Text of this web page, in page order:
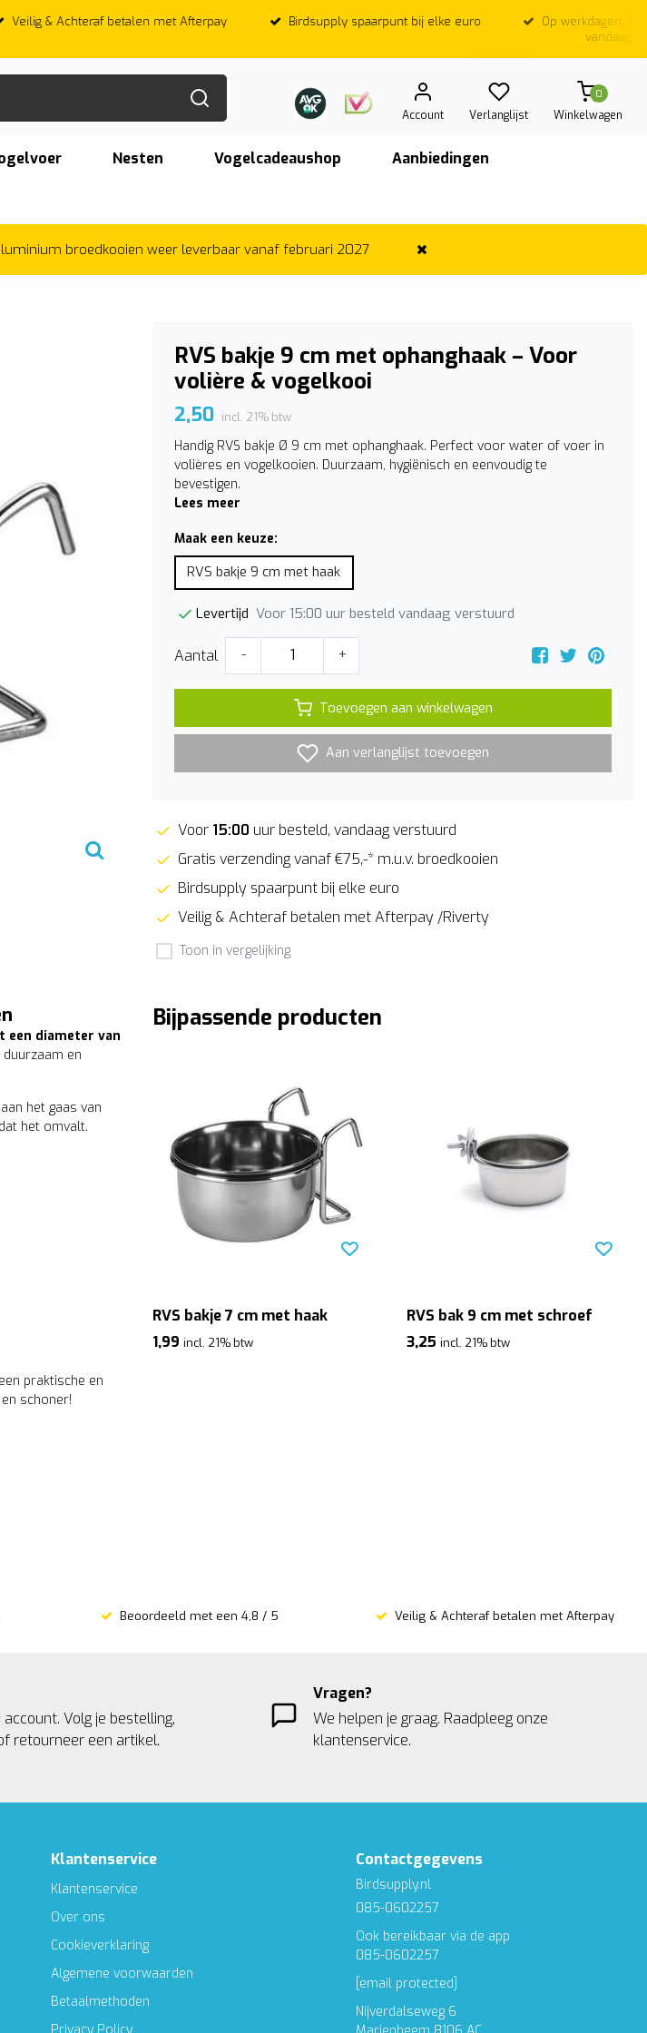
Veilig & Achteraf betalen met Afterpay Birdsupply spaarpunt bij elke euro
Op werkdagen;
vandaag
Account Verlanglijst
0
Winkelwagen
Nesten Vogelcadeaushop Aanbiedingen
broedkooien weer leverbaar vanaf februari 2027
RVS bakje 9 cm met ophanghaak – Voor
volière & vogelkooi
2,50 incl. 21% btw
Handig RVS bakje Ø 9 cm met ophanghaak. Perfect voor water of voer in
volières en vogelkooien. Duurzaam, hygiënisch en eenvoudig te
bevestigen.
Lees meer
Maak een keuze:
RVS bakje 9 cm met haak
Levertijd Voor 15:00 uur besteld vandaag verstuurd
Aantal - +
Toevoegen aan winkelwagen
Aan verlanglijst toevoegen
Voor 15:00 uur besteld, vandaag verstuurd
Gratis verzending vanaf €75,-* m.u.v. broedkooien
Birdsupply spaarpunt bij elke euro
Veilig & Achteraf betalen met Afterpay /Riverty
Toon in vergelijking
een diameter van
en
het gaas van
het omvalt.
praktische en
schoner!
Bijpassende producten
RVS bakje 7 cm met haak
1,99 incl. 21% btw
RVS bak 9 cm met schroef
3,25 incl. 21% btw
Beoordeeld met een 4,8 / 5 Veilig & Achteraf betalen met Afterpay
Volg je bestelling,
retourneer een artikel.
Vragen?
We helpen je graag. Raadpleeg onze
klantenservice.
Klantenservice
Klantenservice
Over ons
Cookieverklaring
Algemene voorwaarden
Betaalmethoden
Contactgegevens
Birdsupply.nl
085-0602257
Ook bereikbaar via de app
085-0602257
[email protected]
Nijverdalseweg 6